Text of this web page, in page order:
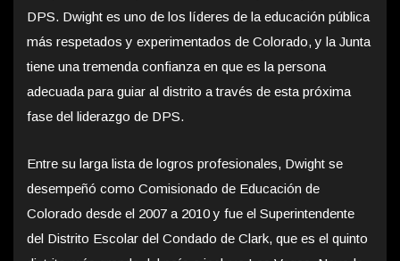
DPS. Dwight es uno de los líderes de la educación pública
más respetados y experimentados de Colorado, y la Junta
tiene una tremenda confianza en que es la persona
adecuada para guiar al distrito a través de esta próxima
fase del liderazgo de DPS.
Entre su larga lista de logros profesionales, Dwight se
desempeñó como Comisionado de Educación de
Colorado desde el 2007 a 2010 y fue el Superintendente
del Distrito Escolar del Condado de Clark, que es el quinto